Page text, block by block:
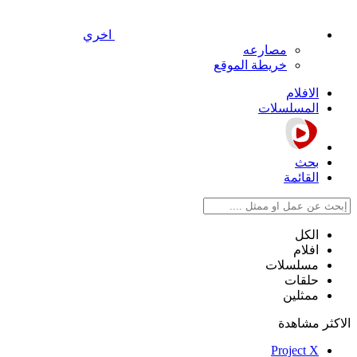
اخري
مصارعه
خريطة الموقع
الافلام
المسلسلات
بحث
القائمة
الكل
افلام
مسلسلات
حلقات
ممثلين
الاكثر مشاهدة
Project X